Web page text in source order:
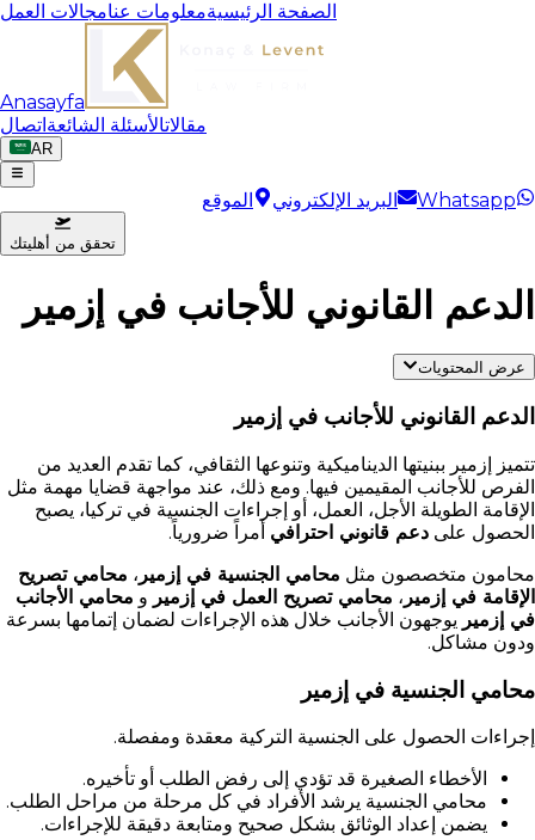
الصفحة الرئيسيةمعلومات عنامجالات العمل
Anasayfa
مقالاتالأسئلة الشائعةاتصال
AR
Whatsapp البريد الإلكتروني الموقع
تحقق من أهليتك
الدعم القانوني للأجانب في إزمير
عرض المحتويات
الدعم القانوني للأجانب في إزمير
تتميز إزمير ببنيتها الديناميكية وتنوعها الثقافي، كما تقدم العديد من
الفرص للأجانب المقيمين فيها. ومع ذلك، عند مواجهة قضايا مهمة مثل
الإقامة الطويلة الأجل، العمل، أو إجراءات الجنسية في تركيا، يصبح
الحصول على دعم قانوني احترافي أمراً ضرورياً.
محامون متخصصون مثل محامي الجنسية في إزمير ، محامي تصريح
الإقامة في إزمير ، محامي تصريح العمل في إزمير و محامي الأجانب
في إزمير يوجهون الأجانب خلال هذه الإجراءات لضمان إتمامها بسرعة
ودون مشاكل.
محامي الجنسية في إزمير
إجراءات الحصول على الجنسية التركية معقدة ومفصلة.
الأخطاء الصغيرة قد تؤدي إلى رفض الطلب أو تأخيره.
محامي الجنسية يرشد الأفراد في كل مرحلة من مراحل الطلب.
يضمن إعداد الوثائق بشكل صحيح ومتابعة دقيقة للإجراءات.